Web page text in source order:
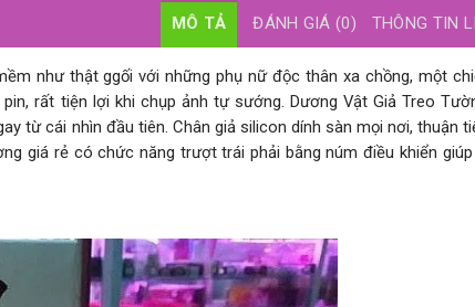
MÔ TẢ ĐÁNH GIÁ (0) THÔNG TIN
như thật ggối với những phụ nữ độc thân xa chồng, một
rất tiện lợi khi chụp ảnh tự sướng. Dương Vật Giả Treo
từ cái nhìn đầu tiên. Chân giả silicon dính sàn mọi nơi, thuận
giá rẻ có chức năng trượt trái phải bằng núm điều khiển